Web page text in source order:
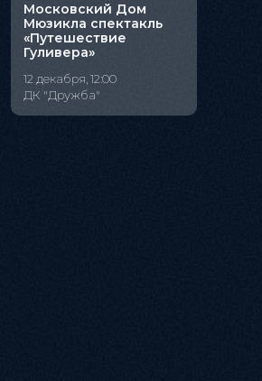
Московский Дом
Мюзикла спектакль
«Путешествие
Гуливера»
12 декабря, 12:00
ДК "Дружба"